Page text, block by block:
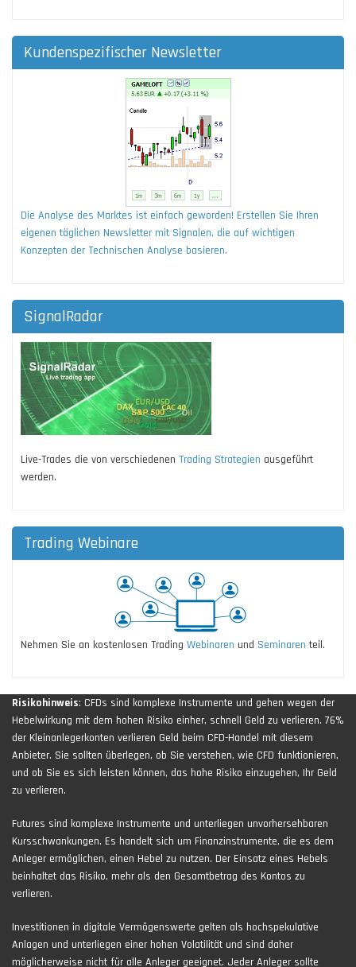
Kundenspezifischer Newsletter
Die Analyse des Marktes ist einfach geworden! Erstellen Sie Ihren
eigenen täglichen Newsletter mit Signalen, die auf wichtigen
Konzepten der Technischen Analyse basieren.
SignalRadar
Live-Trades die von verschiedenen Trading Strategien ausgeführt
werden.
Trading Webinare
Nehmen Sie an kostenlosen Trading Webinaren und Seminaren teil.
Risikohinweis: CFDs sind komplexe Instrumente und gehen wegen der
Hebelwirkung mit dem hohen Risiko einher, schnell Geld zu verlieren. 76%
der Kleinanlegerkonten verlieren Geld beim CFD-Handel mit diesem
Anbieter. Sie sollten überlegen, ob Sie verstehen, wie CFD funktionieren,
und ob Sie es sich leisten können, das hohe Risiko einzugehen, Ihr Geld
zu verlieren.
Futures sind komplexe Instrumente und unterliegen unvorhersehbaren
Kursschwankungen. Es handelt sich um Finanzinstrumente, die es dem
Anleger ermöglichen, einen Hebel zu nutzen. Der Einsatz eines Hebels
beinhaltet das Risiko, mehr als den Gesamtbetrag des Kontos zu
verlieren.
Investitionen in digitale Vermögenswerte gelten als hochspekulative
Anlagen und unterliegen einer hohen Volatilität und sind daher
möglicherweise nicht für alle Anleger geeignet. Jeder Anleger sollte